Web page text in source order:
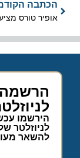
הכתבה
הרשמה
הירשמו
לניוזלטר
להשאר